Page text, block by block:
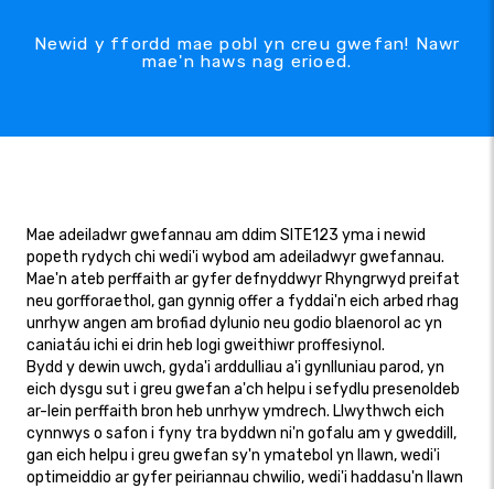
Newid y ffordd mae pobl yn creu gwefan! Nawr
mae'n haws nag erioed.
Mae adeiladwr gwefannau am ddim SITE123 yma i newid
popeth rydych chi wedi'i wybod am adeiladwyr gwefannau.
Mae'n ateb perffaith ar gyfer defnyddwyr Rhyngrwyd preifat
neu gorfforaethol, gan gynnig offer a fyddai'n eich arbed rhag
unrhyw angen am brofiad dylunio neu godio blaenorol ac yn
caniatáu ichi ei drin heb logi gweithiwr proffesiynol.
Bydd y dewin uwch, gyda'i arddulliau a'i gynlluniau parod, yn
eich dysgu sut i greu gwefan a'ch helpu i sefydlu presenoldeb
ar-lein perffaith bron heb unrhyw ymdrech. Llwythwch eich
cynnwys o safon i fyny tra byddwn ni'n gofalu am y gweddill,
gan eich helpu i greu gwefan sy'n ymatebol yn llawn, wedi'i
optimeiddio ar gyfer peiriannau chwilio, wedi'i haddasu'n llawn